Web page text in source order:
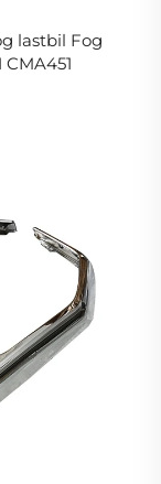
lastbil Fog